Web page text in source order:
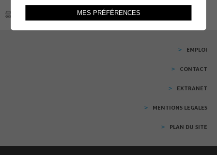
EMPLOI
CONTACT
EXTRANET
MENTIONS LÉGALES
PLAN DU SITE
MES PRÉFÉRENCES